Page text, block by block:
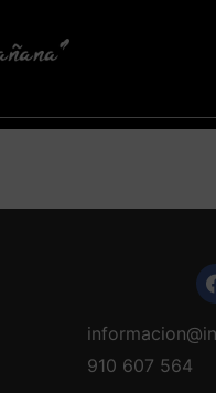
910 607 564